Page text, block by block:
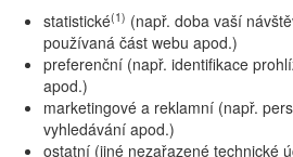
statistické(1) (např. doba vaší
používaná část webu apod.)
preferenční (např. identifikace
apod.)
marketingové a reklamní (např.
vyhledávání apod.)
ostatní (jiné nezařazené technické